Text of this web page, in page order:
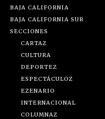
BAJA CALIFORNIA
BAJA CALIFORNIA SUR
SECCIONES
CARTAZ
CULTURA
DEPORTEZ
ESPECTÁCULOZ
EZENARIO
INTERNACIONAL
COLUMNAZ